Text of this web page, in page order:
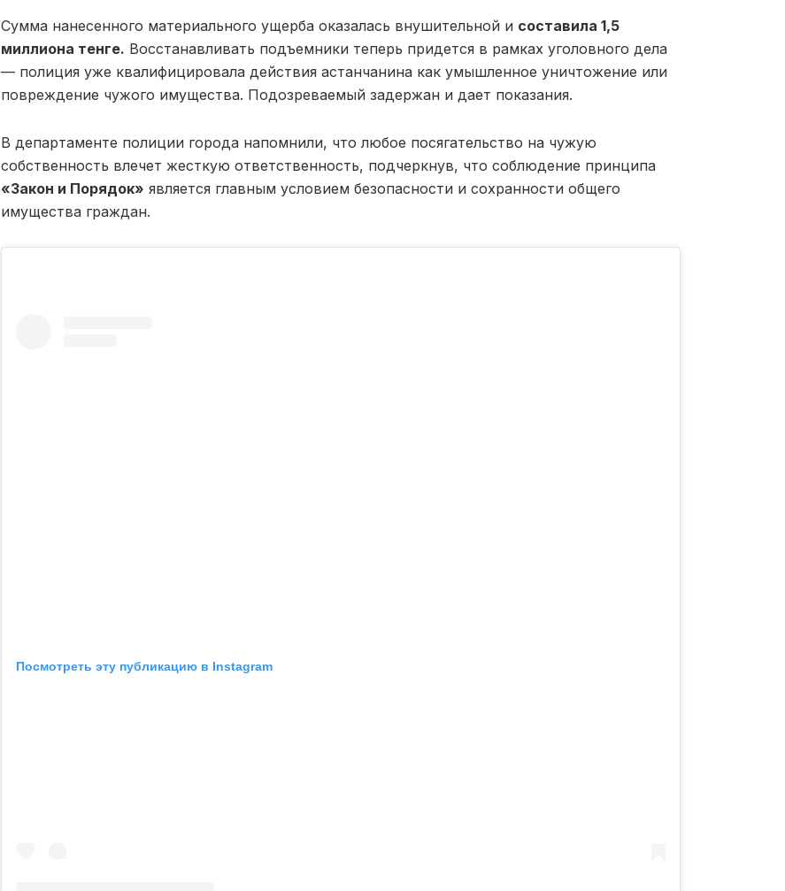
Сумма нанесенного материального ущерба оказалась внушительной и составила 1,5
миллиона тенге. Восстанавливать подъемники теперь придется в рамках уголовного дела
— полиция уже квалифицировала действия астанчанина как умышленное уничтожение или
повреждение чужого имущества. Подозреваемый задержан и дает показания.
В департаменте полиции города напомнили, что любое посягательство на чужую
собственность влечет жесткую ответственность, подчеркнув, что соблюдение принципа
«Закон и Порядок» является главным условием безопасности и сохранности общего
имущества граждан.
Посмотреть эту публикацию в Instagram